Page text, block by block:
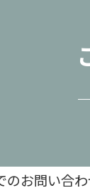
のお問い合